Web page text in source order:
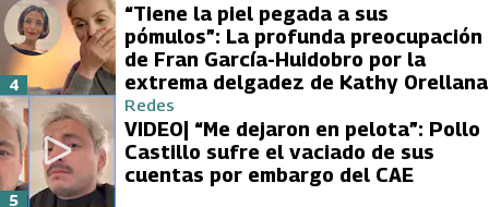
“Tiene la piel pegada a sus
pómulos”: La profunda preocupación
de Fran García-Huidobro por la
extrema delgadez de Kathy Orellana
4
Redes
VIDEO| “Me dejaron en pelota”: Pollo
Castillo sufre el vaciado de sus
cuentas por embargo del CAE
5